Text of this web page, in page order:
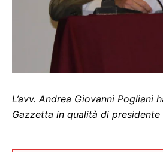
L’avv. Andrea Giovanni Pogliani
Gazzetta in qualità di